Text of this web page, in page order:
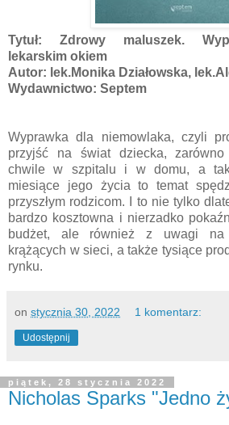
Tytuł: Zdrowy maluszek.
lekarskim okiem
Autor: lek.Monika Działowska,
Wydawnictwo: Septem
Wyprawka dla niemowlaka, czyli
przyjść na świat dziecka,
chwile w szpitalu i w domu, a
miesiące jego życia to temat
przyszłym rodzicom. I to nie tylko
bardzo kosztowna i nierzadko
budżet, ale również z uwagi na
krążących w sieci, a także tysiące
rynku.
on stycznia 30, 2022 1 komentarz:
Udostępnij
piątek, 28 stycznia 2022
Nicholas Sparks "Jedno